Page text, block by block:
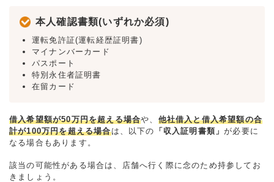
本人確認書類(いずれか必須)
運転免許証(運転経歴証明書)
マイナンバーカード
パスポート
特別永住者証明書
在留カード
借入希望額が50万円を超える場合や、 他社借入と借入希望額の合
計が100万円を超える場合は、以下の 「収入証明書類」が必要に
なる場合もあります。
該当の可能性がある場合は、店舗へ行く際に念のため持参してお
きましょう。